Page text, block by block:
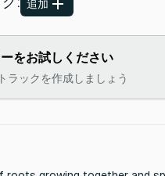
追加
をお試しください
ラックを作成しましょう